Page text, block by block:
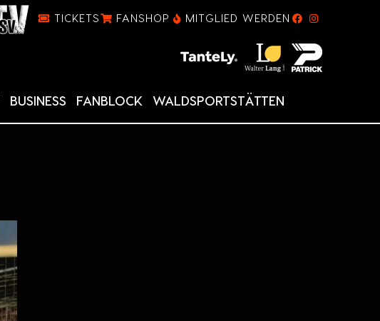
TICKETS FANSHOP MITGLIED WERDEN
BUSINESS FANBLOCK WALDSPORTSTÄTTEN